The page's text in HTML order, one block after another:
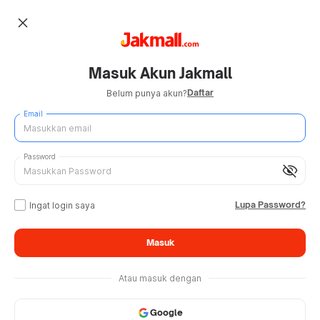
close
Masuk Akun Jakmall
Belum punya akun?Daftar
Email
visibility_off
Password
Ingat login saya Lupa Password?
Masuk
Atau masuk dengan
Google